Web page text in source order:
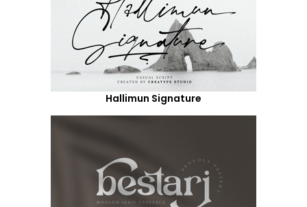
Hallimun Signature